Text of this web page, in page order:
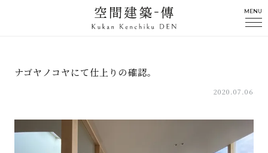
MENU
ナゴヤノコヤにて仕上りの確認。
2020.07.06